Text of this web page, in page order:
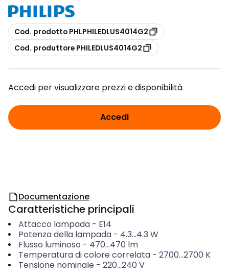
copia
Cod. prodotto PHLPHILEDLUS4014G2
copia
Cod. produttore PHILEDLUS4014G2
Accedi per visualizzare prezzi e disponibilità
Accedi
Documentazione
Caratteristiche principali
Attacco lampada- E14
Potenza della lampada- 4.3...4.3 W
Flusso luminoso - 470...470 lm
Temperatura di colore correlata- 2700...2700 K
Tensione nominale - 220...240 V